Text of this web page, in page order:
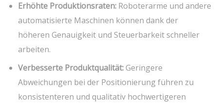
Erhöhte Produktionsraten: Roboterarme und andere
automatisierte Maschinen können dank der
höheren Genauigkeit und Steuerbarkeit schneller
arbeiten.
Verbesserte Produktqualität:Geringere
Abweichungen bei der Positionierung führen zu
konsistenteren und qualitativ hochwertigeren